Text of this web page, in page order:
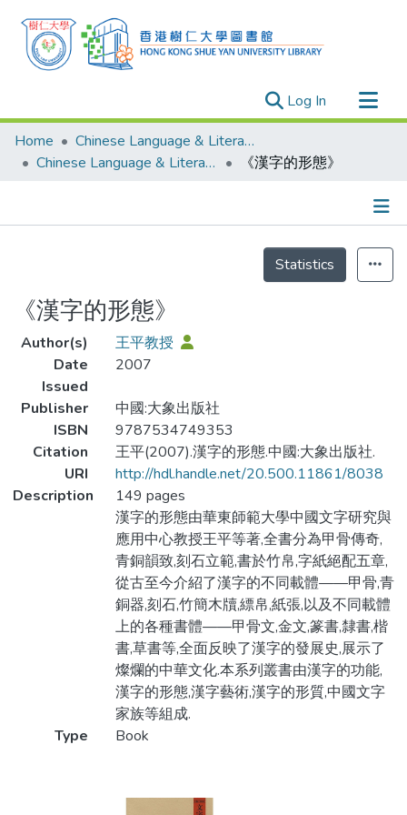
Log In (current)
Research Outputs
Researchers
Projects
Home
Chinese Language & Literature
Chinese Language & Literature - Publication
《漢字的形態》
Statistics
《漢字的形態》
Author(s)
王平教授
Date
Issued
2007
Publisher
中國:大象出版社
ISBN
9787534749353
Citation
王平(2007).漢字的形態.中國:大象出版社.
URI
http://hdl.handle.net/20.500.11861/8038
Description
149 pages
漢字的形態由華東師範大學中國文字研究與
應用中心教授王平等著,全書分為甲骨傳奇,
青銅韻致,刻石立範,書於竹帛,字紙絕配五章,
從古至今介紹了漢字的不同載體——甲骨,青
銅器,刻石,竹簡木牘,縹帛,紙張,以及不同載體
上的各種書體——甲骨文,金文,篆書,隸書,楷
書,草書等,全面反映了漢字的發展史,展示了
燦爛的中華文化.本系列叢書由漢字的功能,
漢字的形態,漢字藝術,漢字的形質,中國文字
家族等組成.
Type
Book